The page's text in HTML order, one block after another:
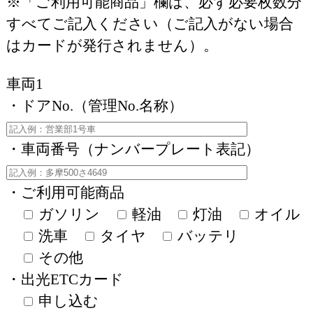
すべてご記入ください（ご記入がない場合
はカードが発行されません）。
車両1
・ドアNo.（管理No.名称）
・車両番号（ナンバープレート表記）
・ご利用可能商品
ガソリン
軽油 灯油
オイル
洗車
タイヤ
バッテリ
その他
・出光ETCカード
申し込む